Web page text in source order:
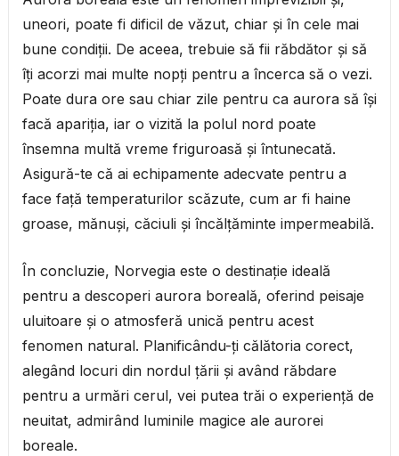
uneori, poate fi dificil de văzut, chiar și în cele mai
bune condiții. De aceea, trebuie să fii răbdător și să
îți acorzi mai multe nopți pentru a încerca să o vezi.
Poate dura ore sau chiar zile pentru ca aurora să își
facă apariția, iar o vizită la polul nord poate
însemna multă vreme friguroasă și întunecată.
Asigură-te că ai echipamente adecvate pentru a
face față temperaturilor scăzute, cum ar fi haine
groase, mănuși, căciuli și încălțăminte impermeabilă.
În concluzie, Norvegia este o destinație ideală
pentru a descoperi aurora boreală, oferind peisaje
uluitoare și o atmosferă unică pentru acest
fenomen natural. Planificându-ți călătoria corect,
alegând locuri din nordul țării și având răbdare
pentru a urmări cerul, vei putea trăi o experiență de
neuitat, admirând luminile magice ale aurorei
boreale.